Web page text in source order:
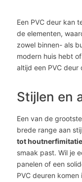
Een PVC deur kan
de elementen,
zowel binnen- als
modern huis hebt
altijd een PVC deur
Stijlen en
Een van de
brede range aan
tot houtnerfimitatie
smaak past. Wil je
panelen of een
PVC deuren